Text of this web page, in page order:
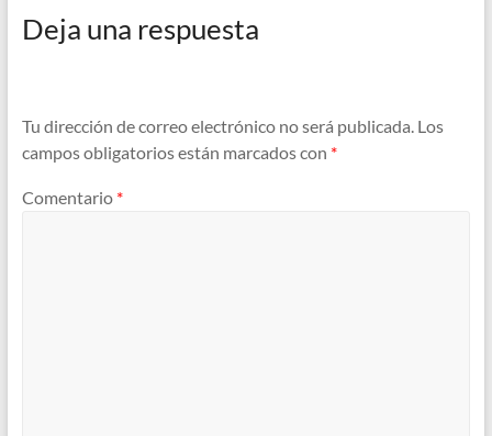
Deja una respuesta
Tu dirección de correo electrónico no será publicada. Los
campos obligatorios están marcados con *
Comentario *